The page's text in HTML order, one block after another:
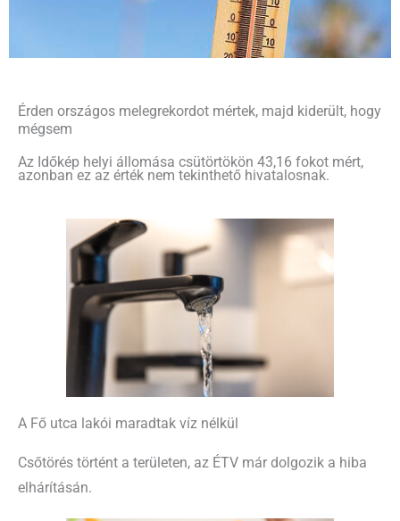
Érden országos melegrekordot mértek, majd kiderült, hogy
mégsem
Az Időkép helyi állomása csütörtökön 43,16 fokot mért,
azonban ez az érték nem tekinthető hivatalosnak.
A Fő utca lakói maradtak víz nélkül
Csőtörés történt a területen, az ÉTV már dolgozik a hiba
elhárításán.